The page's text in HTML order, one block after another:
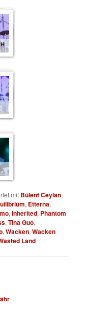
mit Bülent Ceylan,
, Etterna,
,Inherited, Phantom
,Tina Guo,
,Wacken,Wacken
Land